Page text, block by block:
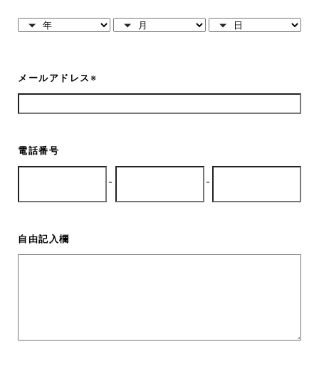
メールアドレス※
電話番号
- -
自由記入欄